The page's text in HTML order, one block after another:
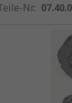
Nr.: